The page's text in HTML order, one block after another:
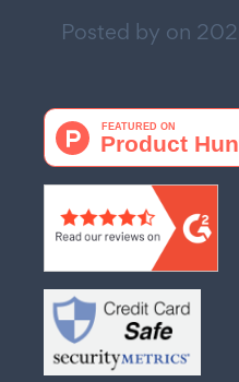
Posted by on